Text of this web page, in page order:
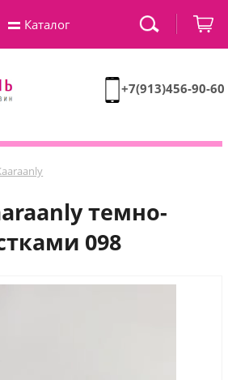
+7(913)456-90-60
темно-
098
Каталог